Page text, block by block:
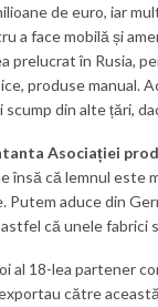
de euro, iar
a face mobilă și
prelucrat în Rusia,
produse manual.
din alte țări,
Asociației
însă că lemnul este
Putem aduce din
că unele fabrici
al 18-lea partener
către